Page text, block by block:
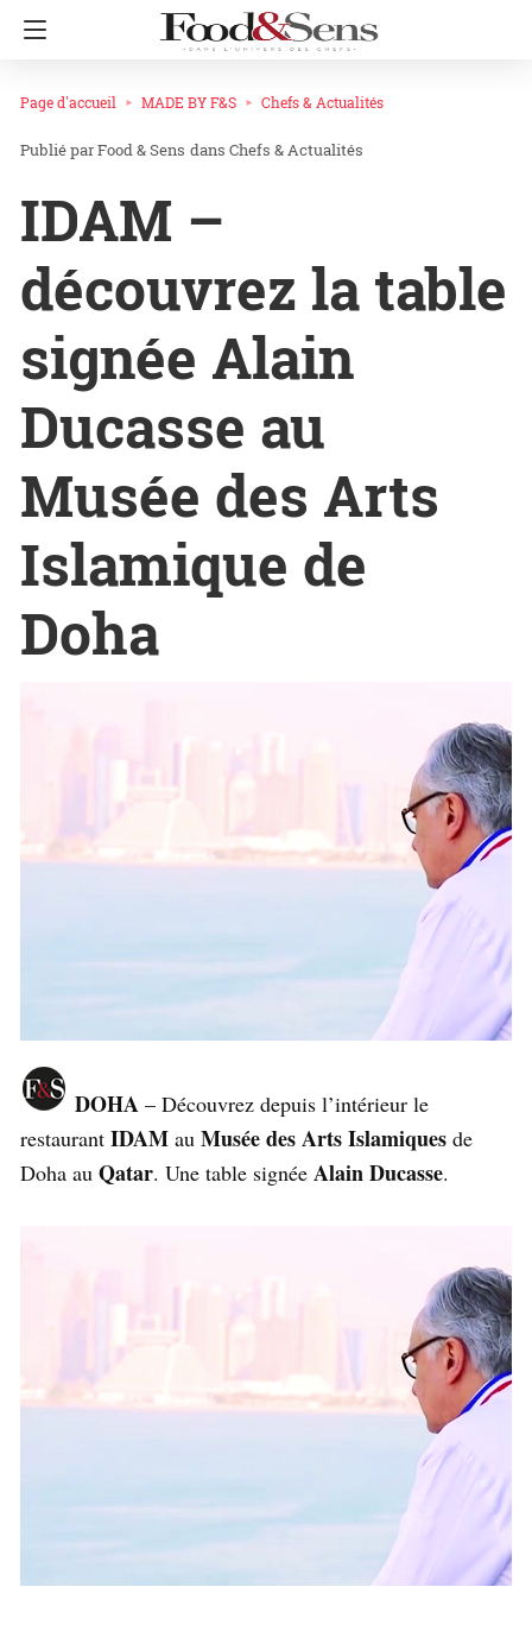
Page d'accueil MADE BY F&S Chefs & Actualités
Food & Sens dans Chefs & Actualités
IDAM –
découvrez la table
signée Alain
Ducasse au
Musée des Arts
Islamique de
Doha
DOHA – Découvrez depuis l’intérieur le
restaurant IDAM au Musée des Arts Islamiques de
Doha au Qatar. Une table signée Alain Ducasse.